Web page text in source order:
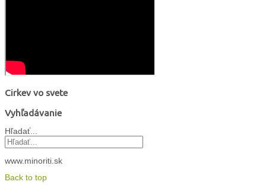
Cirkev vo svete
Vyhľadávanie
Hľadať...
www.minoriti.sk
Back to top